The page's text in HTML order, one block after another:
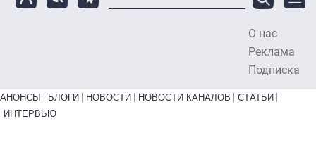
О нас
Реклама
Подписка
Primary links bottom
АНОНСЫ БЛОГИ НОВОСТИ НОВОСТИ КАНАЛОВ
СТАТЬИ
ИНТЕРВЬЮ